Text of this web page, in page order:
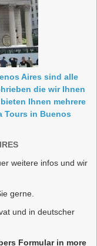
Aires sind alle
die wir Ihnen
Ihnen mehrere
Tours in Buenos
weitere infos und wir
gerne.
und in deutscher
Formular in more